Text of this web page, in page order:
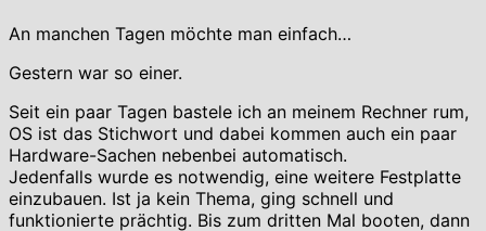
An manchen Tagen möchte man einfach…
Gestern war so einer.
Seit ein paar Tagen bastele ich an meinem Rechner rum,
OS ist das Stichwort und dabei kommen auch ein paar
Hardware-Sachen nebenbei automatisch.
Jedenfalls wurde es notwendig, eine weitere Festplatte
einzubauen. Ist ja kein Thema, ging schnell und
funktionierte prächtig. Bis zum dritten Mal booten, dann